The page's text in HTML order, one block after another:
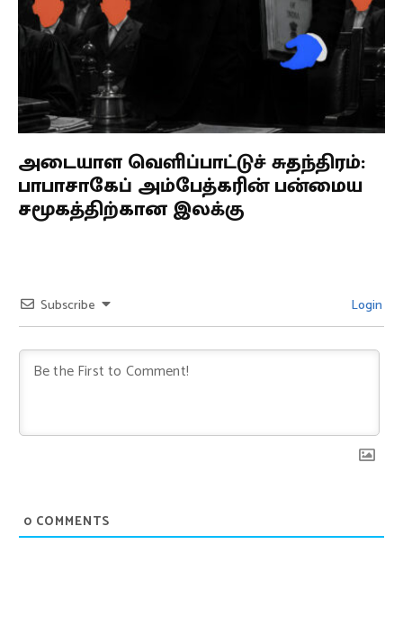
அடையாள வெளிப்பாட்டுச் சுதந்திரம்:
பாபாசாகேப் அம்பேத்கரின் பன்மைய
சமூகத்திற்கான இலக்கு
Subscribe Login
0 COMMENTS